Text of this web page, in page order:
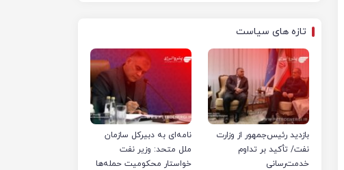
تازه های سیاست
بازدید رئیس‌جمهور از وزارت
نفت/ تأکید بر تداوم
خدمت‌رسانی
نامه‌ای به دبیرکل سازمان
ملل متحد: وزیر نفت
خواستار محکومیت حمله‌ها